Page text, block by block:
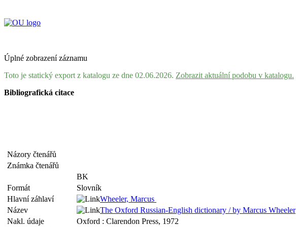
Úplné zobrazení záznamu
Toto je statický export z katalogu ze dne 02.06.2026. Zobrazit aktuální podobu v katalogu.
Bibliografická citace
Názory čtenářů
Známka čtenářů
BK
Formát
Slovník
Hlavní záhlaví
Wheeler, Marcus
Název
The Oxford Russian-English dictionary / by Marcus Wheeler
Nakl. údaje
Oxford : Clarendon Press, 1972